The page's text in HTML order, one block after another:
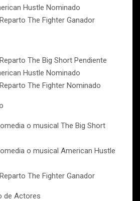
Hustle Nominado
The Fighter Ganador
The Big Short Pendiente
Hustle Nominado
The Fighter Nominado
o musical The Big Short
o musical American Hustle
The Fighter Ganador
de Actores